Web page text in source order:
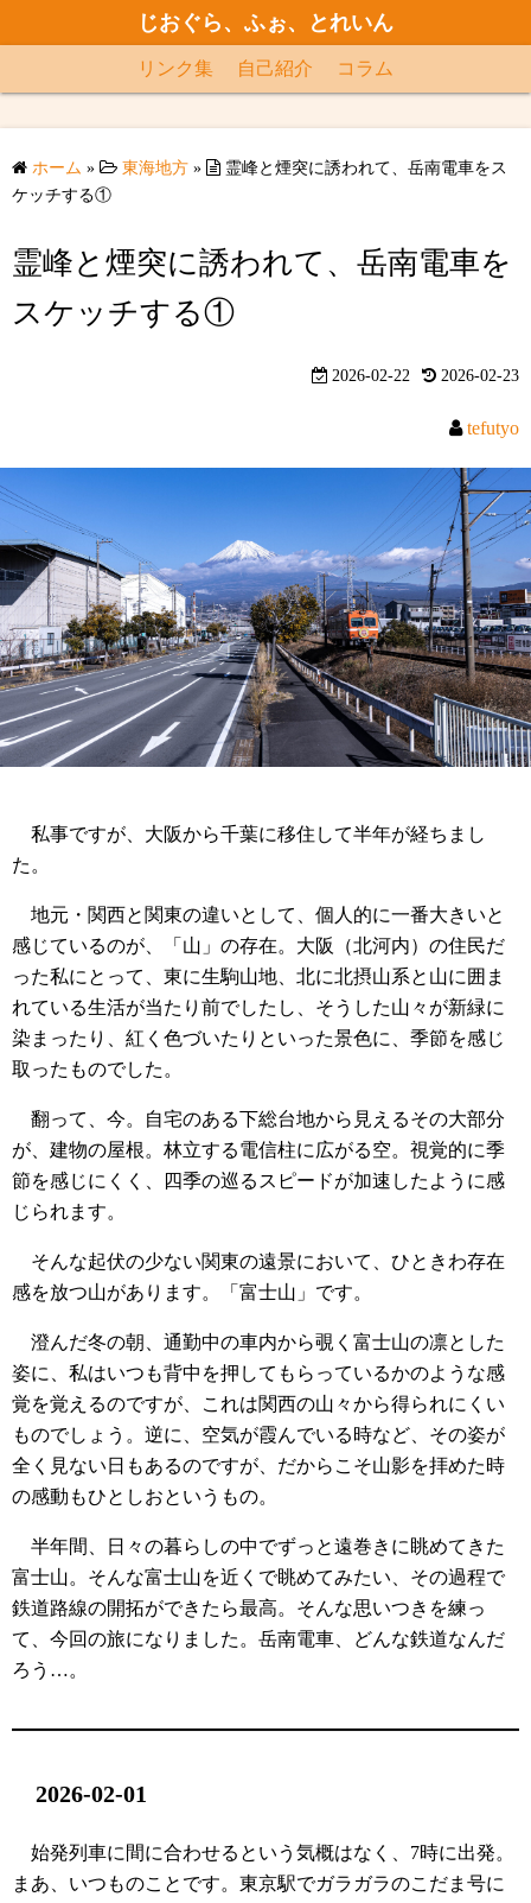
ン
へ
ス
ッ
じおぐら、ふぉ、とれいん
リンク集 自己紹介 コラム
ホーム » 東海地方 »
霊峰と煙突に誘われて、岳南電車をス
ケッチする①
霊峰と煙突に誘われて、岳南電車を
スケッチする①
2026-02-22 2026-02-23
tefutyo
私事ですが、大阪から千葉に移住して半年が経ちまし
た。
地元・関西と関東の違いとして、個人的に一番大きいと
感じているのが、「山」の存在。大阪（北河内）の住民だ
った私にとって、東に生駒山地、北に北摂山系と山に囲ま
れている生活が当たり前でしたし、そうした山々が新緑に
染まったり、紅く色づいたりといった景色に、季節を感じ
取ったものでした。
翻って、今。自宅のある下総台地から見えるその大部分
が、建物の屋根。林立する電信柱に広がる空。視覚的に季
節を感じにくく、四季の巡るスピードが加速したように感
じられます。
そんな起伏の少ない関東の遠景において、ひときわ存在
感を放つ山があります。「富士山」です。
澄んだ冬の朝、通勤中の車内から覗く富士山の凛とした
姿に、私はいつも背中を押してもらっているかのような感
覚を覚えるのですが、これは関西の山々から得られにくい
ものでしょう。逆に、空気が霞んでいる時など、その姿が
全く見ない日もあるのですが、だからこそ山影を拝めた時
の感動もひとしおというもの。
半年間、日々の暮らしの中でずっと遠巻きに眺めてきた
富士山。そんな富士山を近くで眺めてみたい、その過程で
鉄道路線の開拓ができたら最高。そんな思いつきを練っ
て、今回の旅になりました。岳南電車、どんな鉄道なんだ
ろう…。
2026-02-01
始発列車に間に合わせるという気概はなく、7時に出発。
まあ、いつものことです。東京駅でガラガラのこだま号に